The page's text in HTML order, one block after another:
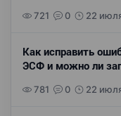
721 0 22
Как исправить
ЭСФ и можно ли
781 0 22